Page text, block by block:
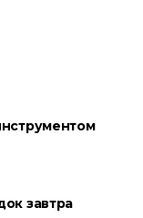
завтра